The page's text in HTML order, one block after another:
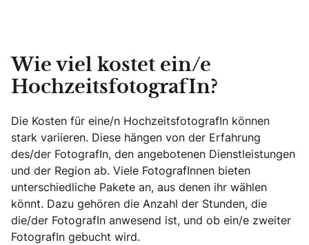
Wie viel kostet ein/e
HochzeitsfotografIn?
Die Kosten für eine/n HochzeitsfotografIn können
stark variieren. Diese hängen von der Erfahrung
des/der FotografIn, den angebotenen Dienstleistungen
und der Region ab. Viele FotografInnen bieten
unterschiedliche Pakete an, aus denen ihr wählen
könnt. Dazu gehören die Anzahl der Stunden, die
die/der FotografIn anwesend ist, und ob ein/e zweiter
FotografIn gebucht wird.